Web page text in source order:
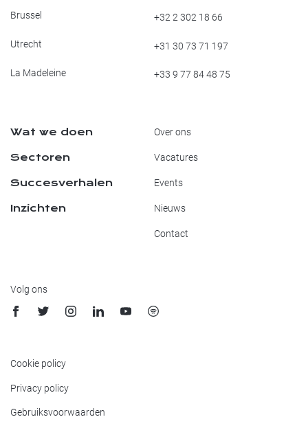
Brussel +32 2 302 18 66
Utrecht +31 30 73 71 197
La Madeleine +33 9 77 84 48 75
Wat we doen
Sectoren
Succesverhalen
Inzichten
Over ons
Vacatures
Events
Nieuws
Contact
Volg ons
Cookie policy
Privacy policy
Gebruiksvoorwaarden